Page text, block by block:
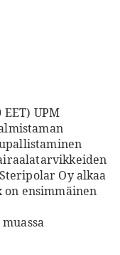
UPM
Oy alkaa
on ensimmäinen